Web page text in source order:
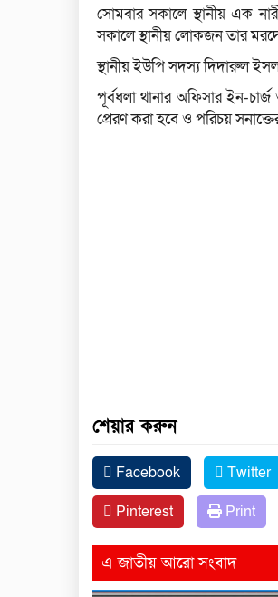
সোমবার সকালে স্থানীয় এক
সকালে স্থানীয় লোকজন তার
স্থানীয় ইউপি সদস্য দিদারুল
পূর্বধলা থানার অফিসার ইন-
প্রেরণ করা হবে ও পরিচয়
শেয়ার করুন
Facebook Twitter
Pinterest
Print
এ জাতীয় আরো সংবাদ